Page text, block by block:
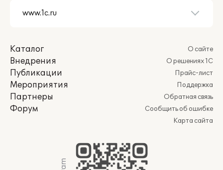
Каталог
Внедрения
Публикации
Мероприятия
Партнеры
Форум
О сайте
О решениях 1С
Прайс-лист
Поддержка
Обратная связь
Сообщить об ошибке
Карта сайта